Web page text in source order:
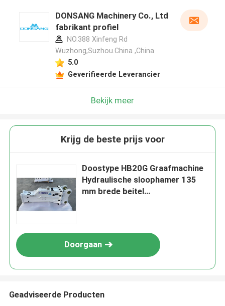
DONSANG Machinery Co., Ltd
fabrikant profiel
NO.388 Xinfeng Rd
Wuzhong,Suzhou.China ,China
5.0
Geverifieerde Leverancier
Bekijk meer
Krijg de beste prijs voor
Doostype HB20G Graafmachine
Hydraulische sloophamer 135
mm brede beitel
Doorgaan
Geadviseerde Producten